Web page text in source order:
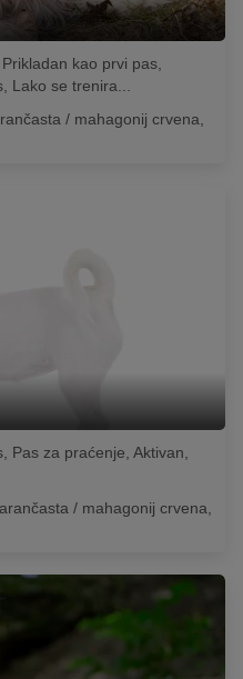
kao prvi pas,
Lako se trenira...
/ mahagonij crvena,
Pas za praćenje, Aktivan,
/ mahagonij crvena,